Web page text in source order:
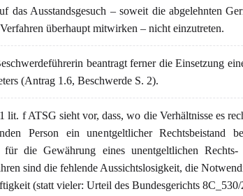
das Ausstandsgesuch – soweit die abgelehnten
überhaupt mitwirken – nicht einzutreten.
beantragt ferner die Einsetzung
(Antrag 1.6, Beschwerde S. 2).
lit. f ATSG sieht vor, dass, wo die Verhältnisse es
Person ein unentgeltlicher Rechtsbeistand
für die Gewährung eines unentgeltlichen Rechts-
sind die fehlende Aussichtslosigkeit, die
(statt vieler: Urteil des Bundesgerichts